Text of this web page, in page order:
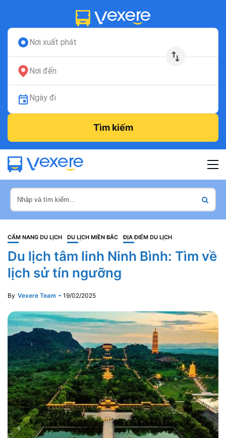
Nơi xuất phát
Nơi đến
Ngày đi
Tìm kiếm
CẨM NANG DU LỊCH DU LỊCH MIỀN BẮC ĐỊA ĐIỂM DU LỊCH
Du lịch tâm linh Ninh Bình: Tìm về
lịch sử tín ngưỡng
By Vexere Team 19/02/2025